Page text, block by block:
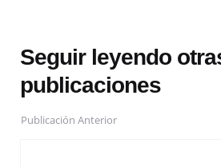
Seguir leyendo
publicaciones
Publicación Anterior